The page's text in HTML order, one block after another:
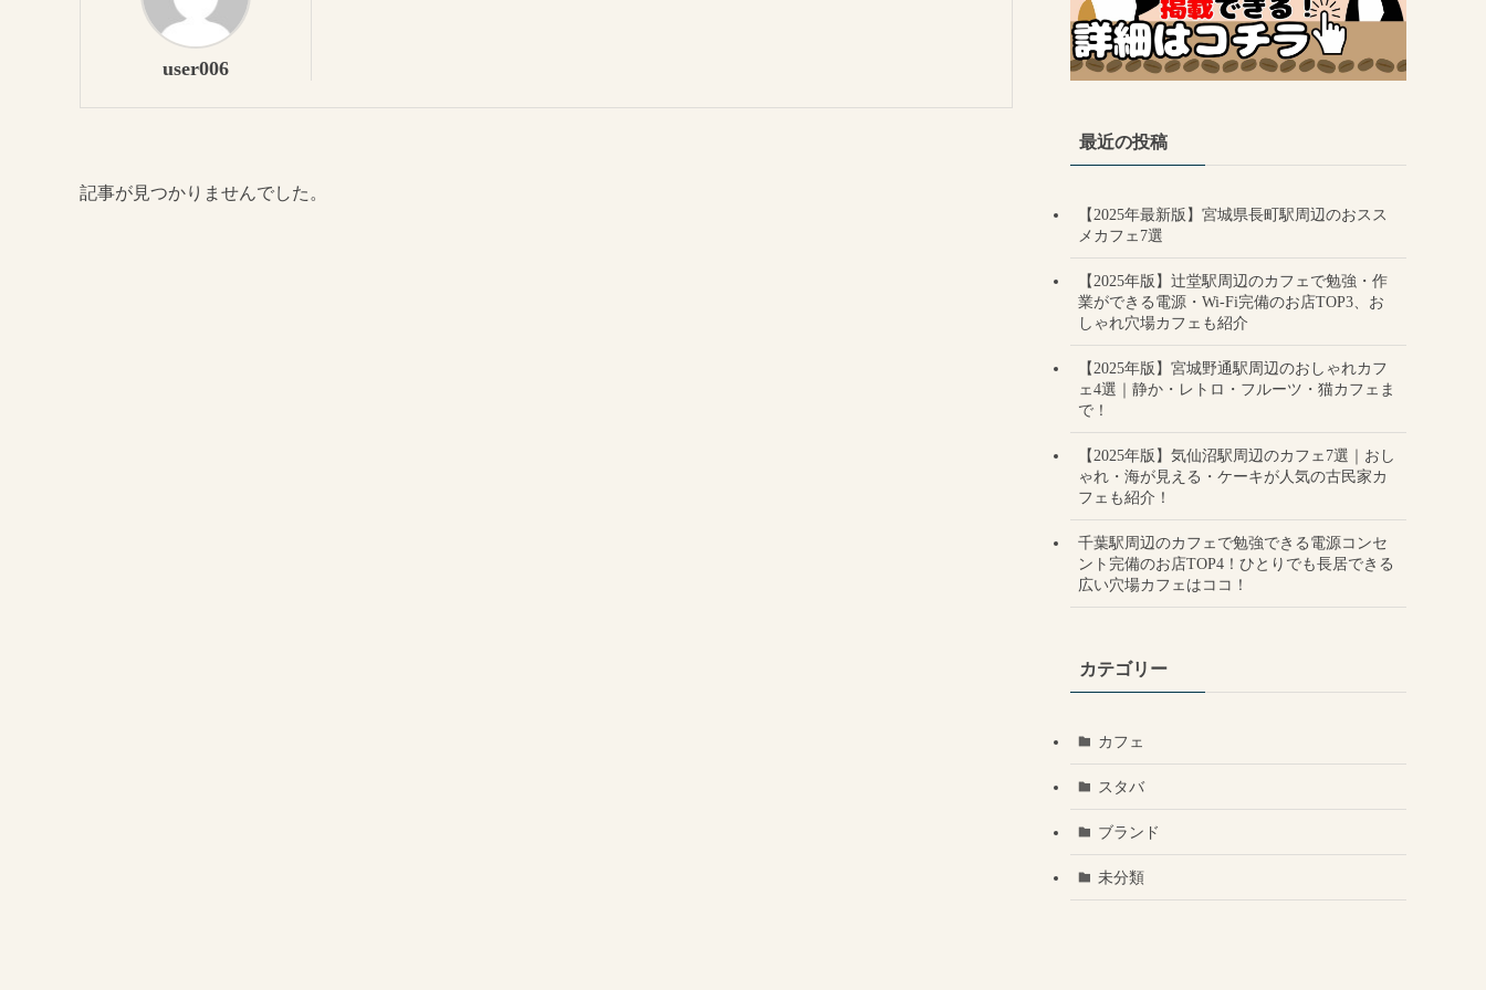
user006
記事が見つかりませんでした。
最近の投稿
【2025年最新版】宮城県長町駅周辺のおスス
メカフェ7選
【2025年版】辻堂駅周辺のカフェで勉強・作
業ができる電源・Wi-Fi完備のお店TOP3、お
しゃれ穴場カフェも紹介
【2025年版】宮城野通駅周辺のおしゃれカフ
ェ4選｜静か・レトロ・フルーツ・猫カフェま
で！
【2025年版】気仙沼駅周辺のカフェ7選｜おし
ゃれ・海が見える・ケーキが人気の古民家カ
フェも紹介！
千葉駅周辺のカフェで勉強できる電源コンセ
ント完備のお店TOP4！ひとりでも長居できる
広い穴場カフェはココ！
カテゴリー
カフェ
スタバ
ブランド
未分類